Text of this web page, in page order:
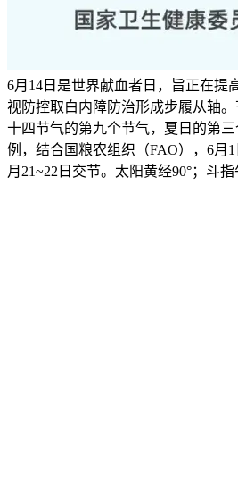
6月14日是世界献血者日，旨正在提
视防控取白内障防治形成步履从轴。
十四节气的第九个节气，夏日的第
例，结合国粮农组织（FAO），6月
月21~22日交节。太阳黄经90°；斗指